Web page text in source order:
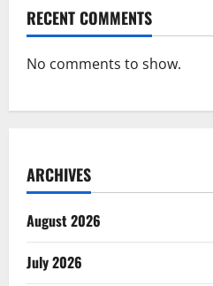
RECENT COMMENTS
No comments to show.
ARCHIVES
August 2026
July 2026